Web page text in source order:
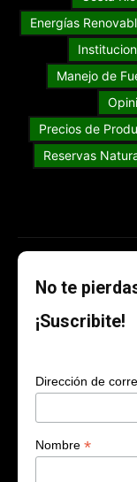
Energías
Manejo de
Precios de
Reservas
No te
¡Suscribite!
Dirección de
Nombre *